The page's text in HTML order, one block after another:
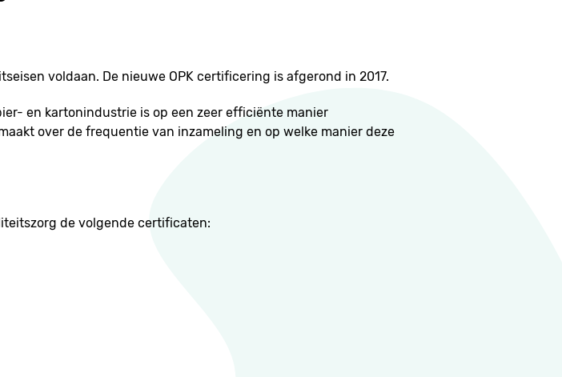
voldaan. De nieuwe OPK certificering is afgerond in 2017.
en kartonindustrie is op een zeer efficiënte manier
over de frequentie van inzameling en op welke manier deze
de volgende certificaten: